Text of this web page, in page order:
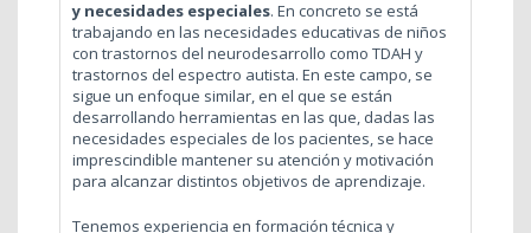
y necesidades especiales. En concreto se está
trabajando en las necesidades educativas de niños
con trastornos del neurodesarrollo como TDAH y
trastornos del espectro autista. En este campo, se
sigue un enfoque similar, en el que se están
desarrollando herramientas en las que, dadas las
necesidades especiales de los pacientes, se hace
imprescindible mantener su atención y motivación
para alcanzar distintos objetivos de aprendizaje.
Tenemos experiencia en formación técnica y